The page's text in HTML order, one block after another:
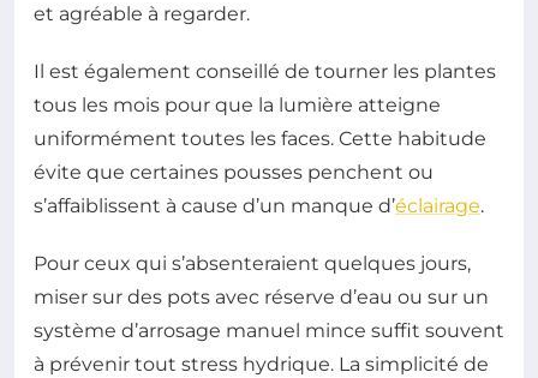
et agréable à regarder.
Il est également conseillé de tourner les plantes
tous les mois pour que la lumière atteigne
uniformément toutes les faces. Cette habitude
évite que certaines pousses penchent ou
s’affaiblissent à cause d’un manque d’éclairage.
Pour ceux qui s’absenteraient quelques jours,
miser sur des pots avec réserve d’eau ou sur un
système d’arrosage manuel mince suffit souvent
à prévenir tout stress hydrique. La simplicité de